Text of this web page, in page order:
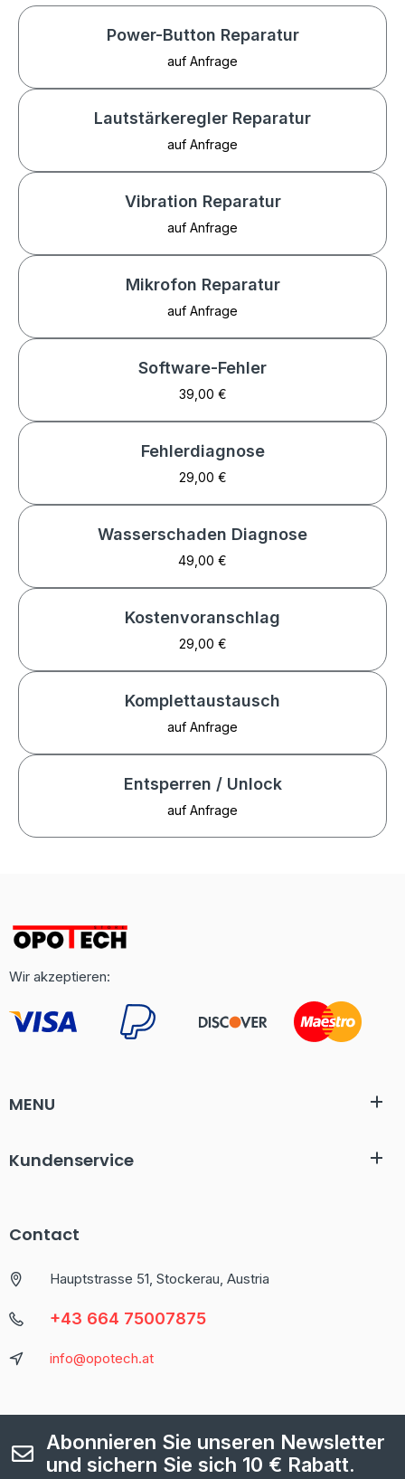
Power-Button Reparatur
auf Anfrage
Lautstärkeregler Reparatur
auf Anfrage
Vibration Reparatur
auf Anfrage
Mikrofon Reparatur
auf Anfrage
Software-Fehler
39,00 €
Fehlerdiagnose
29,00 €
Wasserschaden Diagnose
49,00 €
Kostenvoranschlag
29,00 €
Komplettaustausch
auf Anfrage
Entsperren / Unlock
auf Anfrage
Wir akzeptieren:
MENU
Kundenservice
Contact
Hauptstrasse 51, Stockerau, Austria
+43 664 75007875
info@opotech.at
Abonnieren Sie unseren Newsletter
und sichern Sie sich 10 € Rabatt.